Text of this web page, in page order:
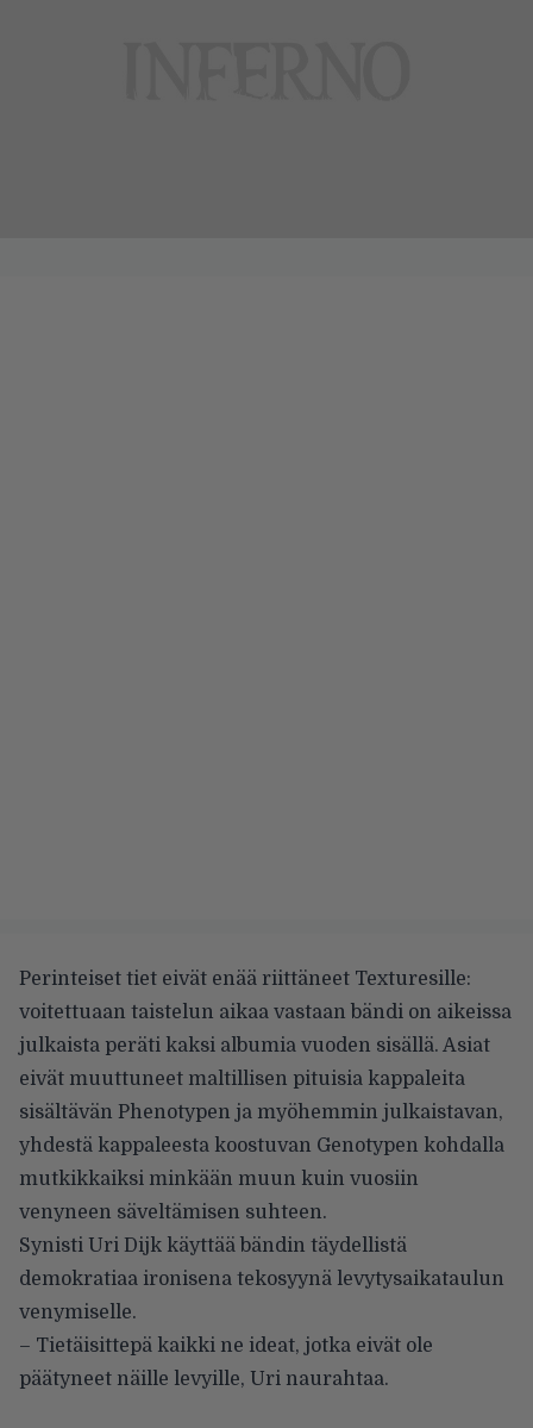
Perinteiset tiet eivät enää riittäneet Texturesille:
voitettuaan taistelun aikaa vastaan bändi on aikeissa
julkaista peräti kaksi albumia vuoden sisällä. Asiat
eivät muuttuneet maltillisen pituisia kappaleita
sisältävän Phenotypen ja myöhemmin julkaistavan,
yhdestä kappaleesta koostuvan Genotypen kohdalla
mutkikkaiksi minkään muun kuin vuosiin
venyneen säveltämisen suhteen.
Synisti Uri Dijk käyttää bändin täydellistä
demokratiaa ironisena tekosyynä levytysaikataulun
venymiselle.
– Tietäisittepä kaikki ne ideat, jotka eivät ole
päätyneet näille levyille, Uri naurahtaa.